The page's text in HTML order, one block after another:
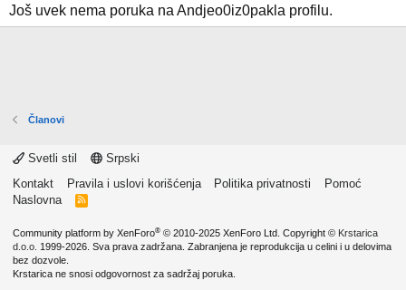
Još uvek nema poruka na Andjeo0iz0pakla profilu.
Članovi
Svetli stil
Srpski
Kontakt
Pravila i uslovi korišćenja Politika privatnosti
Pomoć
Naslovna
R
Community platform by XenForo® © 2010-2025 XenForo Ltd. Copyright © Krstarica
d.o.o. 1999-2026. Sva prava zadržana. Zabranjena je reprodukcija u celini i u delovima
bez dozvole.
Krstarica ne snosi odgovornost za sadržaj poruka.